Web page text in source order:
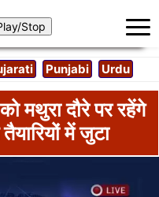
Punjabi Urdu
दौरे पर रहेंगे
में जुटा